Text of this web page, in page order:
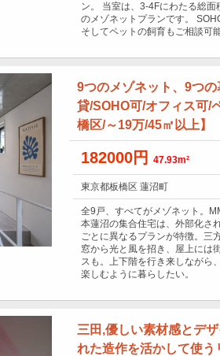
ン。 当室は、3-4Fにわたる総
のメゾネットプランです。
そしてペットの飼育もご相談可能
9つのメゾネット、9つ
貸/SOHO可/オフィス可/
橋区/～19万/45㎡以上】
182000円 47.93m²
東京都板橋区 蓮沼町
全9戸、すべてがメゾネット。
本蓮沼の集合住宅は、外部化さ
ごとに異なるプランが特徴。三
窓から光と風を招き、屋上には
スも。上下階を行き来しながら
楽しむように暮らしたい。
三田,優しい素材感とデ
れた造作を活かして使う